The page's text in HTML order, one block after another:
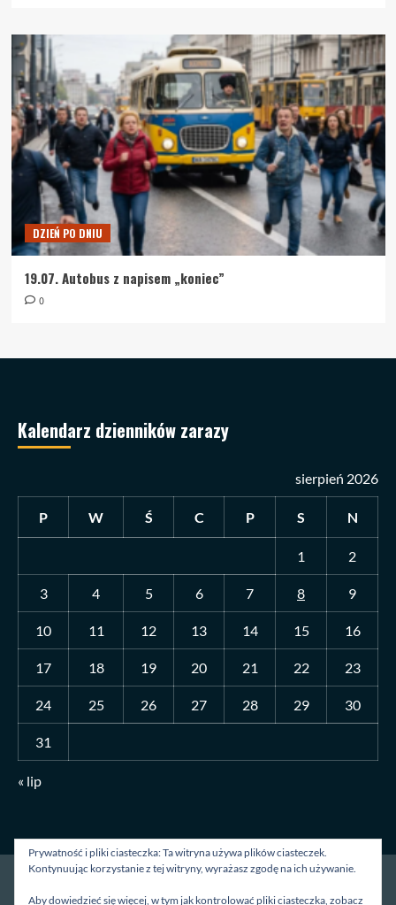
DZIEŃ PO DNIU
19.07. Autobus z napisem „koniec”
0
Kalendarz dzienników zarazy
sierpień 2026
P W Ś C P S N
1 2
3 4 5 6 7 8 9
10 11 12 13 14 15 16
17 18 19 20 21 22 23
24 25 26 27 28 29 30
31
« lip
Strona główna O mnie Blog Kontakt
Prywatność i pliki ciasteczka: Ta witryna używa plików ciasteczek.
Kontynuując korzystanie z tej witryny, wyrażasz zgodę na ich używanie.
Aby dowiedzieć się więcej, w tym jak kontrolować pliki ciasteczka, zobacz